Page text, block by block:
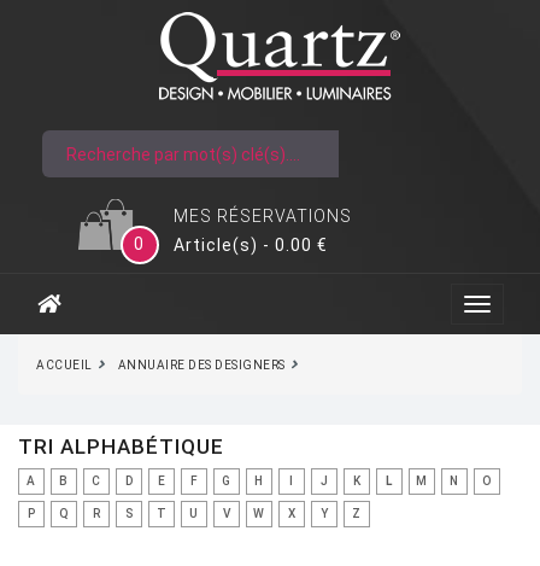
MES RÉSERVATIONS
0
Article(s) - 0.00 €
ACCUEIL ANNUAIRE DES DESIGNERS
TRI ALPHABÉTIQUE
A B C D E F G H J K L M N O
P Q R S T U V W X Y Z